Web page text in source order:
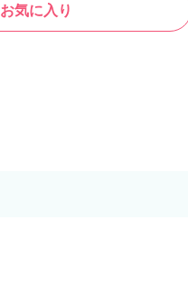
お気に入り